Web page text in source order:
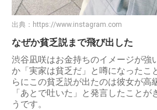
出典： https://www.instagram.com
なぜか貧乏説まで飛び出した
渋谷凪咲はお金持ちのイメージが強
か「実家は貧乏だ」と噂になったこ
らにこの貧乏説が出たのは彼女が高
「あとで吐いた」と発言したこと
うです。